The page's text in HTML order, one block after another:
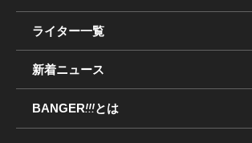
ライター一覧
新着ニュース
BANGER!!!とは